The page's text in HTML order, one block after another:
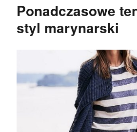
Ponadczasowe
styl marynarski